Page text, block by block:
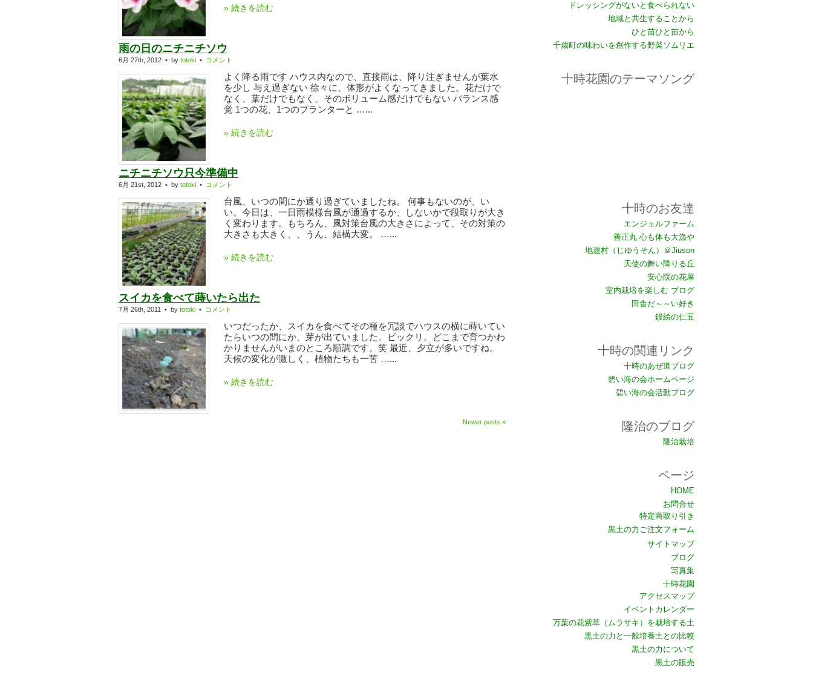
» 続きを読む
雨の日のニチニチソウ
6月 27th, 2012 • by totoki • コメント
よく降る雨です ハウス内なので、直接雨は、降り注ぎませんが葉水
を少し 与え過ぎない 徐々に、体形がよくなってきました。花だけで
なく、葉だけでもなく、そのボリューム感だけでもない バランス感
覚 1つの花、1つのプランターと …...
» 続きを読む
ニチニチソウ只今準備中
6月 21st, 2012 • by totoki • コメント
台風、いつの間にか通り過ぎていましたね。 何事もないのが、い
い。今日は、一日雨模様台風が通過するか、しないかで段取りが大き
く変わります。もちろん、風対策台風の大きさによって、その対策の
大きさも大きく、、うん、結構大変。 …...
» 続きを読む
スイカを食べて蒔いたら出た
7月 26th, 2011 • by totoki • コメント
いつだったか、スイカを食べてその種を冗談でハウスの横に蒔いてい
たらいつの間にか、芽が出ていました。ビックリ。どこまで育つかわ
かりませんがいまのところ順調です。笑 最近、夕立が多いですね。
天候の変化が激しく、植物たちも一苦 …...
» 続きを読む
Newer posts »
ドレッシングがないと食べられない
地域と共生することから
ひと苗ひと苗から
千歳町の味わいを創作する野菜ソムリエ
十時花園のテーマソング
十時のお友達
エンジェルファーム
善正丸 心も体も大漁や
地遊村（じゆうそん）＠Jiuson
天使の舞い降りる丘
安心院の花屋
室内栽培を楽しむ ブログ
田舎だ～～い好き
鏝絵の仁五
十時の関連リンク
十時のあぜ道ブログ
碧い海の会ホームページ
碧い海の会活動ブログ
隆治のブログ
隆治栽培
ページ
HOME
お問合せ
特定商取り引き
黒土の力ご注文フォーム
サイトマップ
ブログ
写真集
十時花園
アクセスマップ
イベントカレンダー
万葉の花紫草（ムラサキ）を栽培する土
黒土の力と一般培養土との比較
黒土の力について
黒土の販売